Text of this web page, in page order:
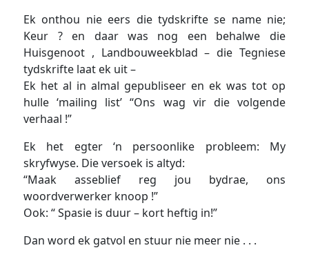
Ek onthou nie eers die tydskrifte se name nie;
Keur ? en daar was nog een behalwe die
Huisgenoot , Landbouweekblad – die Tegniese
tydskrifte laat ek uit –
Ek het al in almal gepubliseer en ek was tot op
hulle ‘mailing list’ “Ons wag vir die volgende
verhaal !”
Ek het egter ‘n persoonlike probleem: My
skryfwyse. Die versoek is altyd:
“Maak asseblief reg jou bydrae, ons
woordverwerker knoop !”
Ook: “ Spasie is duur – kort heftig in!”
Dan word ek gatvol en stuur nie meer nie . . .